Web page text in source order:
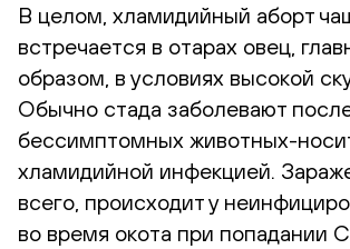
В целом, хламидийный аборт
встречается в отарах овец,
образом, в условиях высокой
Обычно стада заболевают
бессимптомных животных-
хламидийной инфекцией.
всего, происходит у
во время окота при попадании